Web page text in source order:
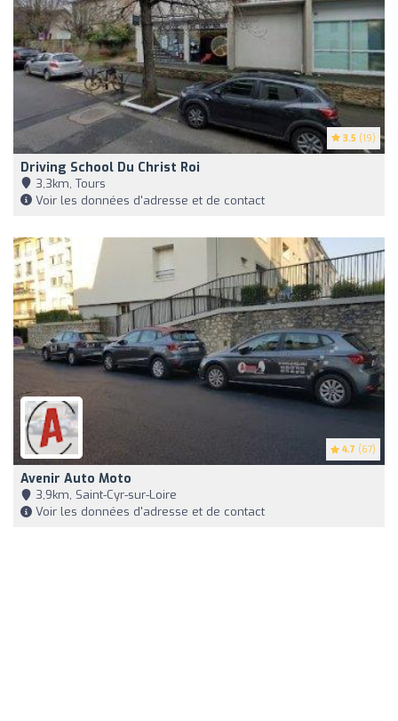
3.5 (19)
Driving School Du Christ Roi
3,3km, Tours
Voir les données d'adresse et de contact
4.7 (67)
Avenir Auto Moto
3,9km, Saint-Cyr-sur-Loire
Voir les données d'adresse et de contact